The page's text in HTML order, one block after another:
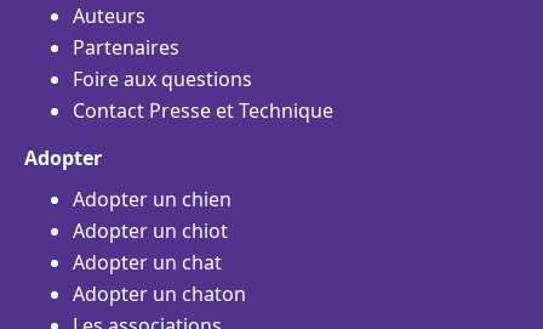
Auteurs
Partenaires
Foire aux questions
Contact Presse et Technique
Adopter
Adopter un chien
Adopter un chiot
Adopter un chat
Adopter un chaton